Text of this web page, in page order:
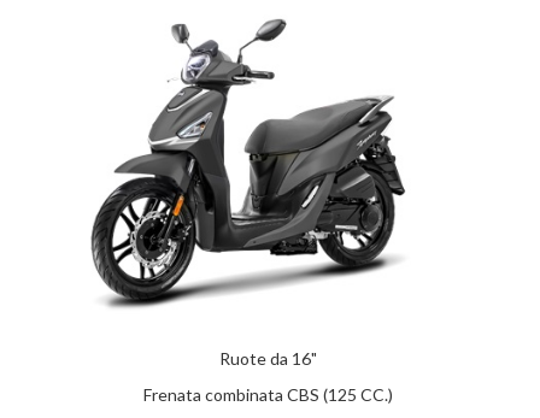
Ruote da 16"
Frenata combinata CBS (125 CC.)